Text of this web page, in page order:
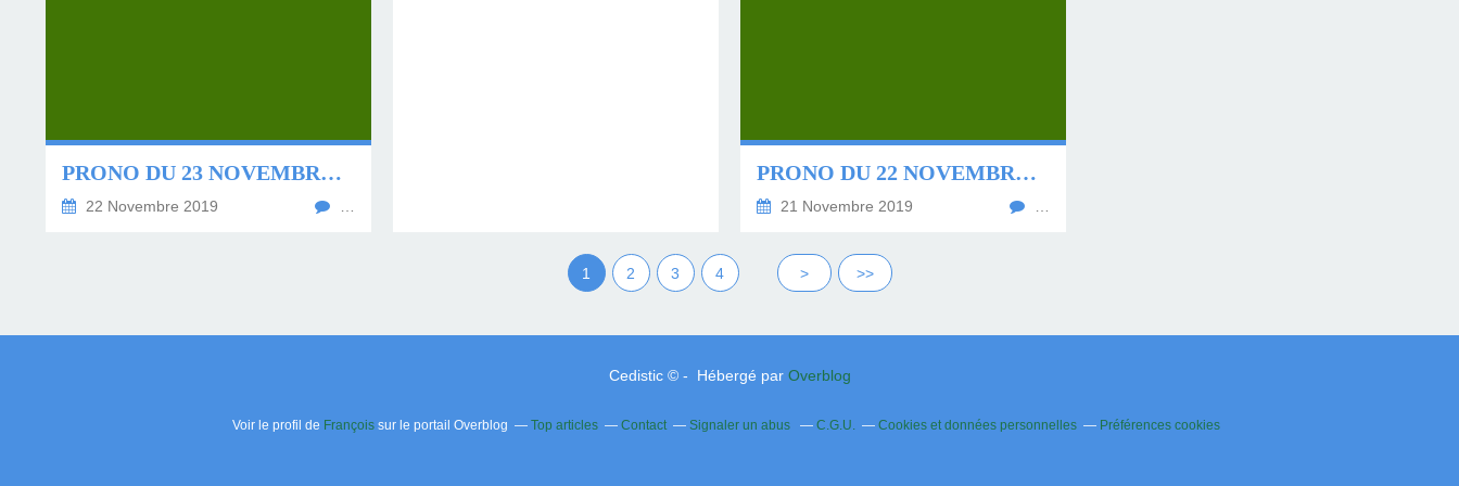
PRONO DU 23 NOVEMBRE 2019
22 Novembre 2019
PRONO DU 22 NOVEMBRE 2019
21 Novembre 2019
1 2 3 4 > >>
Cedistic © - Hébergé par Overblog
Voir le profil de François sur le portail Overblog Top articles Contact Signaler un abus C.G.U. Cookies et données personnelles Préférences cookies